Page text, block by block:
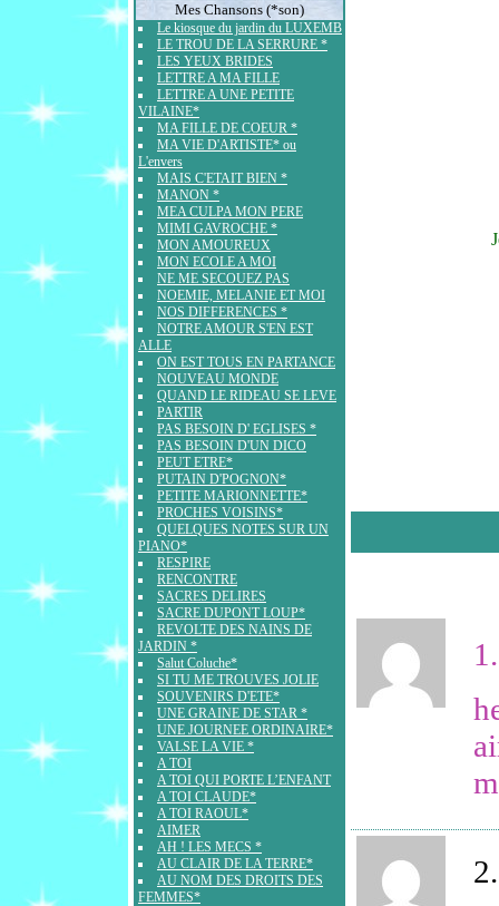
Mes Chansons (*son)
Le kiosque du jardin du LUXEMB
LE TROU DE LA SERRURE *
LES YEUX BRIDES
LETTRE A MA FILLE
LETTRE A UNE PETITE
VILAINE*
MA FILLE DE COEUR *
MA VIE D'ARTISTE* ou
L'envers
MAIS C'ETAIT BIEN *
MANON *
MEA CULPA MON PERE
MIMI GAVROCHE *
MON AMOUREUX
MON ECOLE A MOI
NE ME SECOUEZ PAS
NOEMIE, MELANIE ET MOI
NOS DIFFERENCES *
NOTRE AMOUR S'EN EST
ALLE
ON EST TOUS EN PARTANCE
NOUVEAU MONDE
QUAND LE RIDEAU SE LEVE
PARTIR
PAS BESOIN D' EGLISES *
PAS BESOIN D'UN DICO
PEUT ETRE*
PUTAIN D'POGNON*
PETITE MARIONNETTE*
PROCHES VOISINS*
QUELQUES NOTES SUR UN
PIANO*
RESPIRE
RENCONTRE
SACRES DELIRES
SACRE DUPONT LOUP*
REVOLTE DES NAINS DE
JARDIN *
Salut Coluche*
SI TU ME TROUVES JOLIE
SOUVENIRS D'ETE*
UNE GRAINE DE STAR *
UNE JOURNEE ORDINAIRE*
VALSE LA VIE *
A TOI
A TOI QUI PORTE L’ENFANT
A TOI CLAUDE*
A TOI RAOUL*
AIMER
AH ! LES MECS *
AU CLAIR DE LA TERRE*
AU NOM DES DROITS DES
FEMMES*
1.
2.